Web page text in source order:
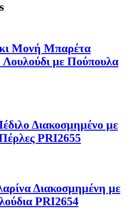
Μονή Μπαρέτα
Λουλούδι με Πούπουλα
Διακοσμημένο με
PRI2655
Διακοσμημένη με
PRI2654